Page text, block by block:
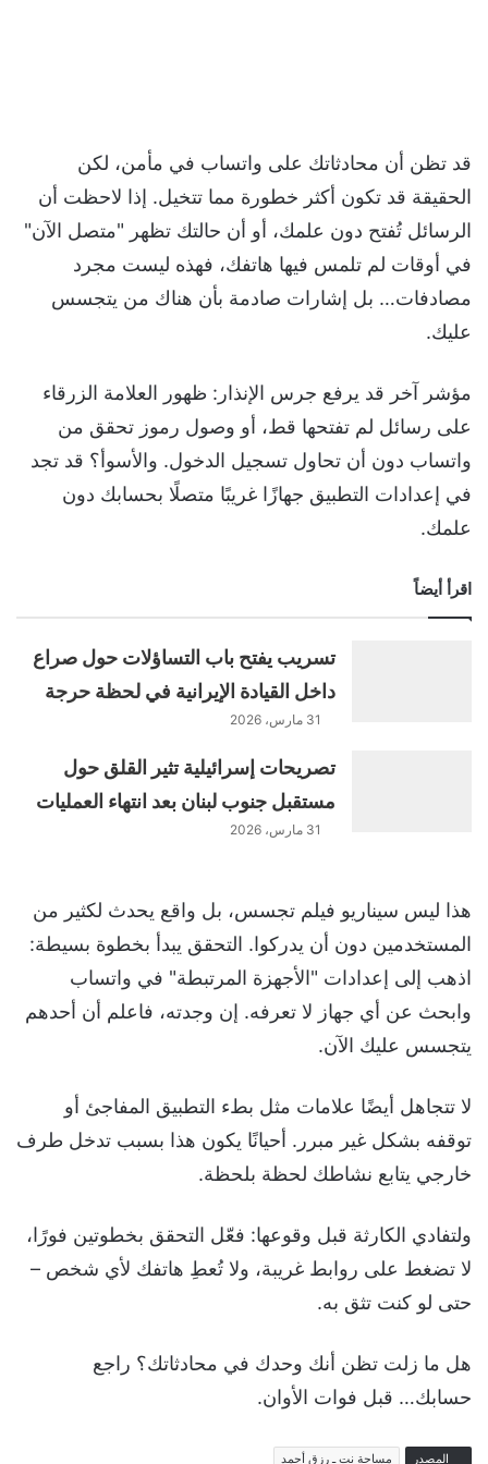
قد تظن أن محادثاتك على واتساب في مأمن، لكن
الحقيقة قد تكون أكثر خطورة مما تتخيل. إذا لاحظت أن
الرسائل تُفتح دون علمك، أو أن حالتك تظهر "متصل الآن"
في أوقات لم تلمس فيها هاتفك، فهذه ليست مجرد
مصادفات… بل إشارات صادمة بأن هناك من يتجسس
عليك.
مؤشر آخر قد يرفع جرس الإنذار: ظهور العلامة الزرقاء
على رسائل لم تفتحها قط، أو وصول رموز تحقق من
واتساب دون أن تحاول تسجيل الدخول. والأسوأ؟ قد تجد
في إعدادات التطبيق جهازًا غريبًا متصلًا بحسابك دون
علمك.
اقرأ أيضاً
تسريب يفتح باب التساؤلات حول صراع
داخل القيادة الإيرانية في لحظة حرجة
31 مارس، 2026
تصريحات إسرائيلية تثير القلق حول
مستقبل جنوب لبنان بعد انتهاء العمليات
31 مارس، 2026
هذا ليس سيناريو فيلم تجسس، بل واقع يحدث لكثير من
المستخدمين دون أن يدركوا. التحقق يبدأ بخطوة بسيطة:
اذهب إلى إعدادات "الأجهزة المرتبطة" في واتساب
وابحث عن أي جهاز لا تعرفه. إن وجدته، فاعلم أن أحدهم
يتجسس عليك الآن.
لا تتجاهل أيضًا علامات مثل بطء التطبيق المفاجئ أو
توقفه بشكل غير مبرر. أحيانًا يكون هذا بسبب تدخل طرف
خارجي يتابع نشاطك لحظة بلحظة.
ولتفادي الكارثة قبل وقوعها: فعّل التحقق بخطوتين فورًا،
لا تضغط على روابط غريبة، ولا تُعطِ هاتفك لأي شخص –
حتى لو كنت تثق به.
هل ما زلت تظن أنك وحدك في محادثاتك؟ راجع
حسابك… قبل فوات الأوان.
المصدر مساحة نت ـ رزق أحمد